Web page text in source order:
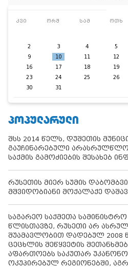
კვი ორშ სამ ოთხ
2
3 4 5
9
10 11 12
16
17 18 19
23
24 25 26
30
31
ᲞᲝᲞᲣᲚᲐᲠᲣᲚᲘ
შსს 2014 წელს, დუშეთის
გაუჩინარებული
საქმის გამოძიების შესახებ
რუსეთის მიერ სუმის
მშვიდობიანი მოქალაქე
საგარეო საქმეთა სამინისტრო
წლისთავზე, რუსეთი არ
შუამავლობით დადებულ 2008
ცეცხლის შეწყვეტის
აფართოებს საკუთარ
ოკუპირებულ რეგიონებში,